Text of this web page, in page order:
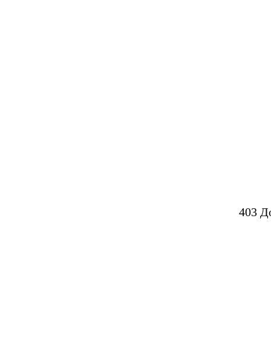
403